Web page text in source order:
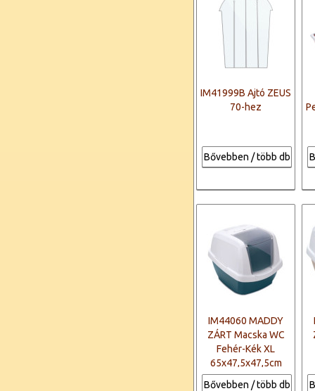
IM41999B Ajtó ZEUS
70-hez
Bővebben / több db
IM44060 MADDY
ZÁRT Macska WC
Fehér-Kék XL
65x47,5x47,5cm
Bővebben / több db